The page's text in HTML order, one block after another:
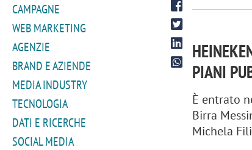
CAMPAGNE
WEB MARKETING
AGENZIE
BRAND E AZIENDE
MEDIA INDUSTRY
TECNOLOGIA
DATI E RICERCHE
SOCIAL MEDIA
PIANI
È entrato
Birra
Michela